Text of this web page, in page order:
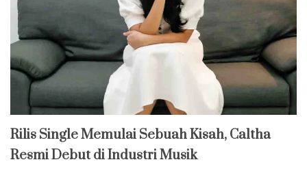
Rilis Single Memulai Sebuah Kisah, Caltha
Resmi Debut di Industri Musik